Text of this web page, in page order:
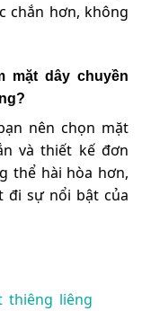
chắn hơn, không
mặt dây chuyền
nên chọn mặt
và thiết kế đơn
thể hài hòa hơn,
đi sự nổi bật của
thiêng liêng